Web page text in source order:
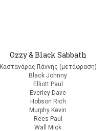
Ozzy & Black Sabbath
Καστανάρας Γιάννης (μετάφραση)
Black Johnny
Elliott Paul
Everley Dave
Hobson Rich
Murphy Kevin
Rees Paul
Wall Mick